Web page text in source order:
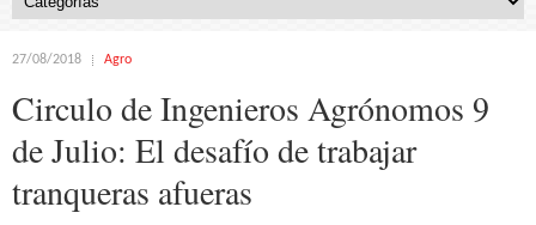
27/08/2018 Agro
Circulo de Ingenieros Agrónomos 9
de Julio: El desafío de trabajar
tranqueras afueras